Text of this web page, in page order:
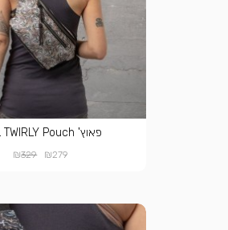
פאוץ' SOL TWIRLY Pouch
₪279
₪329